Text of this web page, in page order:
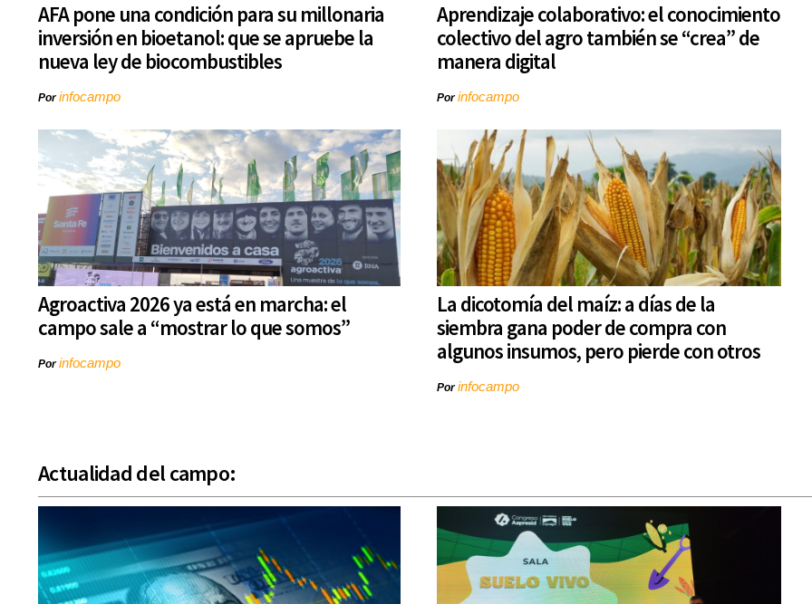
AFA pone una condición para su millonaria
inversión en bioetanol: que se apruebe la
nueva ley de biocombustibles
Porinfocampo
Aprendizaje colaborativo: el conocimiento
colectivo del agro también se “crea” de
manera digital
Porinfocampo
Agroactiva 2026 ya está en marcha: el
campo sale a “mostrar lo que somos”
Porinfocampo
La dicotomía del maíz: a días de la
siembra gana poder de compra con
algunos insumos, pero pierde con otros
Porinfocampo
Actualidad del campo: